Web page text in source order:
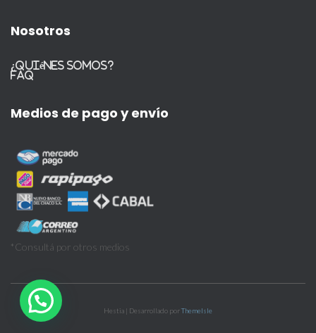
Nosotros
¿Quiénes somos?
FAQ
Medios de pago y envío
*Consultá por otros medios
Hestia | Desarrollado porThemeIsle